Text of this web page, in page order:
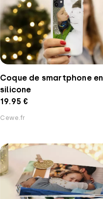
Coque de smartphone en
silicone
19.95 €
Cewe.fr